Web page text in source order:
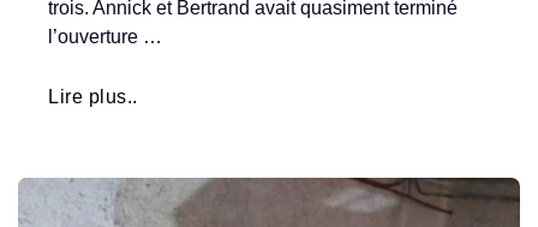
trois. Annick et Bertrand avait quasiment terminé
l’ouverture …
Lire plus..